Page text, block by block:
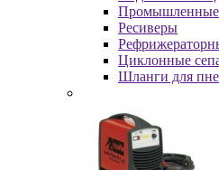
Промышленные
Ресиверы
Циклонные
Шланги для